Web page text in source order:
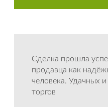
Сделка прошла
продавца как
человека. Удачных
торгов